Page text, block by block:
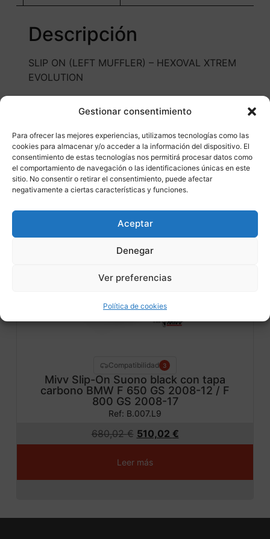
Gestionar consentimiento
Para ofrecer las mejores experiencias, utilizamos tecnologías como las
cookies para almacenar y/o acceder a la información del dispositivo. El
consentimiento de estas tecnologías nos permitirá procesar datos como
el comportamiento de navegación o las identificaciones únicas en este
sitio. No consentir o retirar el consentimiento, puede afectar
negativamente a ciertas características y funciones.
Aceptar
Denegar
Ver preferencias
Política de cookies
Descripción
SLIP ON (LEFT MUFFLER) – HEXOVAL XTREM
EVOLUTION
Otros productos
CONSULTAR DISPONIBILIDAD
Compatibilidad 3
Mivv Slip-On Suono black con tapa
carbono BMW F 650 GS 2008-12 / F
800 GS 2008-17
Ref: B.007.L9
680,02€ 510,02 €
Leer más